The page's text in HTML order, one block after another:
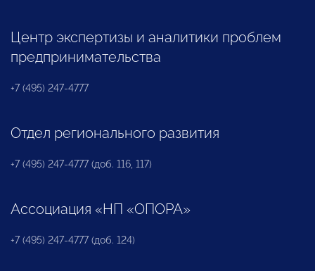
Центр экспертизы и аналитики проблем
предпринимательства
+7 (495) 247-4777
Отдел регионального развития
+7 (495) 247-4777 (доб. 116, 117)
Ассоциация «НП «ОПОРА»
+7 (495) 247-4777 (доб. 124)